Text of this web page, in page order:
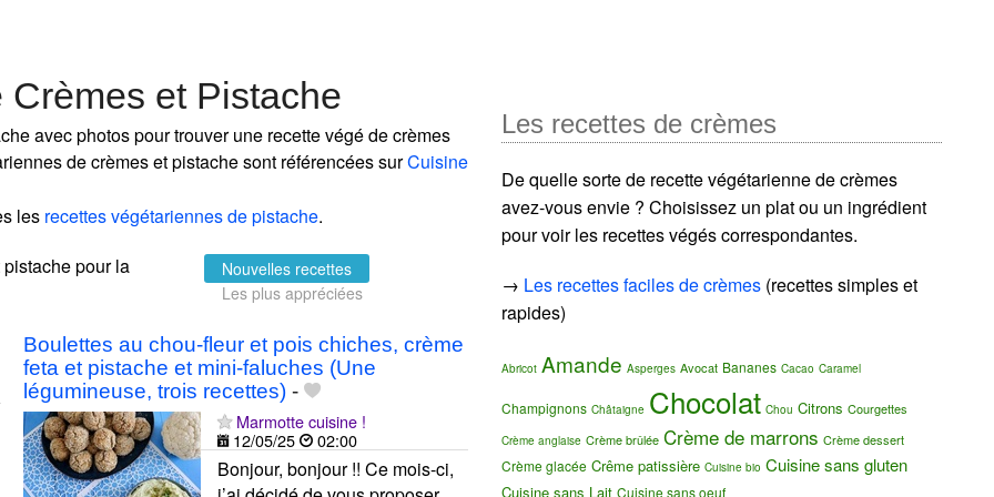
et Pistache
avec photos pour trouver une recette végé de crèmes
de crèmes et pistache sont référencées surCuisine
les recettes végétariennes de pistache.
pour la
Nouvelles recettes
Les plus appréciées
Boulettes au chou-fleur et pois chiches, crème
feta et pistache et mini-faluches (Une
légumineuse, trois recettes)-
Marmotte cuisine !
12/05/25
02:00
Bonjour, bonjour !! Ce mois-ci,
Les recettes de crèmes
De quelle sorte de recette végétarienne de crèmes
avez-vous envie ? Choisissez un plat ou un ingrédient
pour voir les recettes végés correspondantes.
→ Les recettes faciles de crèmes (recettes simples et
rapides)
Abricot Amande Asperges Avocat Bananes Cacao Caramel
Champignons Châtaigne Chocolat Chou Citrons Courgettes
Crème anglaise Crème brûlée Crème de marrons Crème dessert
Crème glacée Crême patissière Cuisine bio Cuisine sans gluten
Cuisine sans Lait Cuisine sans oeuf